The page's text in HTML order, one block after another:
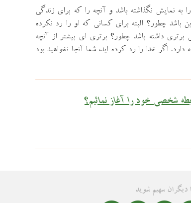
به نمايش نگذاشته باشد و آنچه را كه براي زندگي
باشد چطور؟ البته براي كساني كه او را رد نكرده
برتري داشته باشد چطور؟ برتري اي بيشتر از آنچه
اگر خدا را رد كرده ايد، شما آنجا نخواهيد بود
شخصی خود را آغاز نمائیم؟
دیگران سهیم شوید